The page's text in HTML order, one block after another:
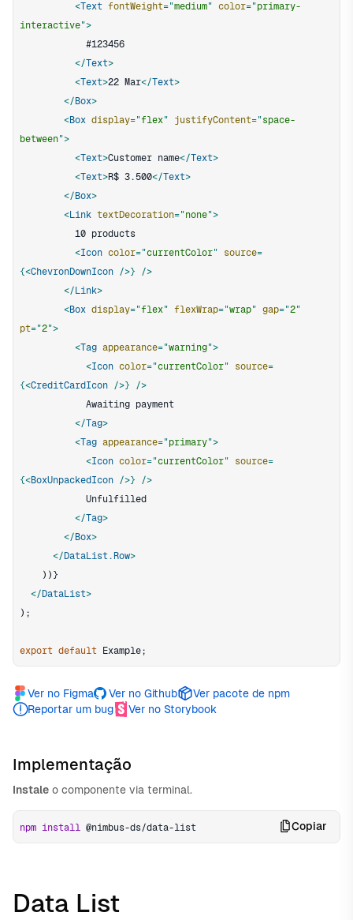
<Text fontWeight="medium" color="primary-
interactive">
</Text>
<Text>22 Mar</Text>
</ Box>
<Box display="flex" justifyContent="space-
between">
<Text>Customer name</Text>
<Text>R$ 3.500</Text>
</ Box>
<Link textDecoration="none">
<Icon color="currentColor" source=
{<ChevronDownIcon />}
/>
</ Link>
<Box display="flex" flexWrap="wrap" gap="2"
pt="2">
<Tag appearance="warning">
<Icon color="currentColor" source=
{<CreditCardIcon />}
/>
</Tag>
<Tag appearance="primary">
<Icon color="currentColor" source=
{<BoxUnpackedIcon />}
/>
</Tag>
</ Box>
</ DataList.Row>
) ) }
</ DataList>
) ;
export default Example;
Ver no Figma Ver no Github
Ver pacote de npm
Reportar um bug
Ver no Storybook
Implementação
Instale o componente via terminal.
npm install @nimbus-ds/data-list Copiar
Data List